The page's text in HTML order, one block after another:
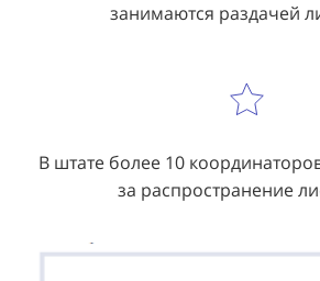
занимаются раздачей
В штате более 10
за распространение